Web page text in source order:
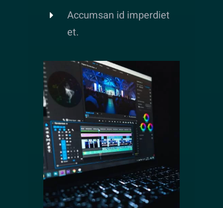
Accumsan id imperdiet
et.